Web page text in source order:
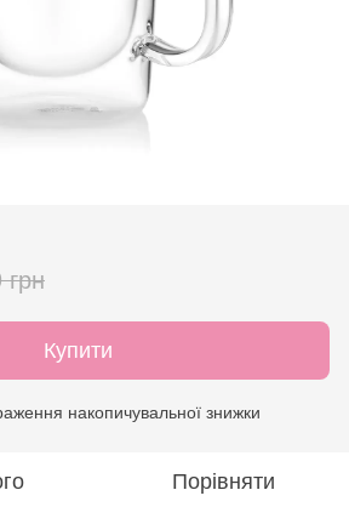
грн
Купити
накопичувальної знижки
Порівняти